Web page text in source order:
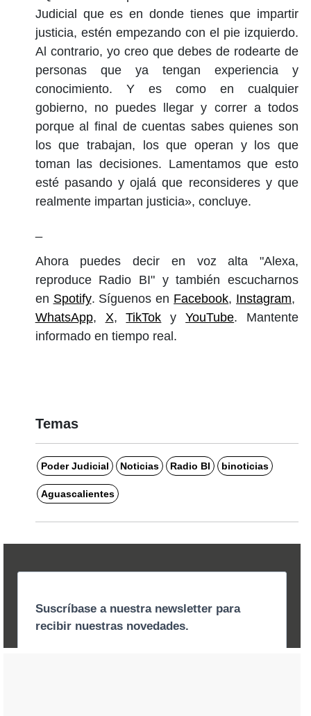
Judicial que es en donde tienes que impartir
justicia, estén empezando con el pie izquierdo.
Al contrario, yo creo que debes de rodearte de
personas que ya tengan experiencia y
conocimiento. Y es como en cualquier
gobierno, no puedes llegar y correr a todos
porque al final de cuentas sabes quienes son
los que trabajan, los que operan y los que
toman las decisiones. Lamentamos que esto
esté pasando y ojalá que reconsideres y que
realmente impartan justicia», concluye.
Ahora puedes decir en voz alta "Alexa,
reproduce Radio BI" y también escucharnos
en Spotify. Síguenos en Facebook, Instagram,
WhatsApp, X,TikTok yYouTube. Mantente
informado en tiempo real.
Temas
Poder Judicial Noticias Radio BI binoticias
Aguascalientes